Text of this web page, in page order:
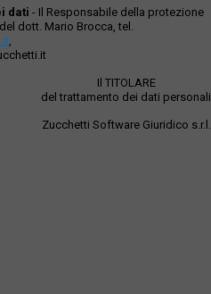
dati - Il Responsabile della protezione
dott. Mario Brocca, tel.
,
Il TITOLARE
del trattamento dei dati personali
Zucchetti Software Giuridico s.r.l.